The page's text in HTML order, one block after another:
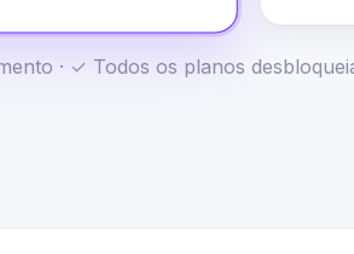
· ✓ Todos os planos